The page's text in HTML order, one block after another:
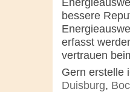
bessere
erfasst
vertrauen
Gern erstelle
Duisburg,